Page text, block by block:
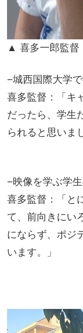
▲ 喜多一郎監督
−城西国際大学
喜多監督：「キ
だったら、学生
られると思いま
−映像を学ぶ学
喜多監督：「と
て、前向きにい
にならず、ポジ
います。」